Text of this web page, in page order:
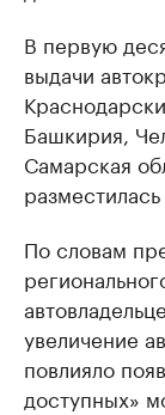
В первую
выдачи
Башкирия,
Самарская
По словам
увеличение
повлияло
доступных»